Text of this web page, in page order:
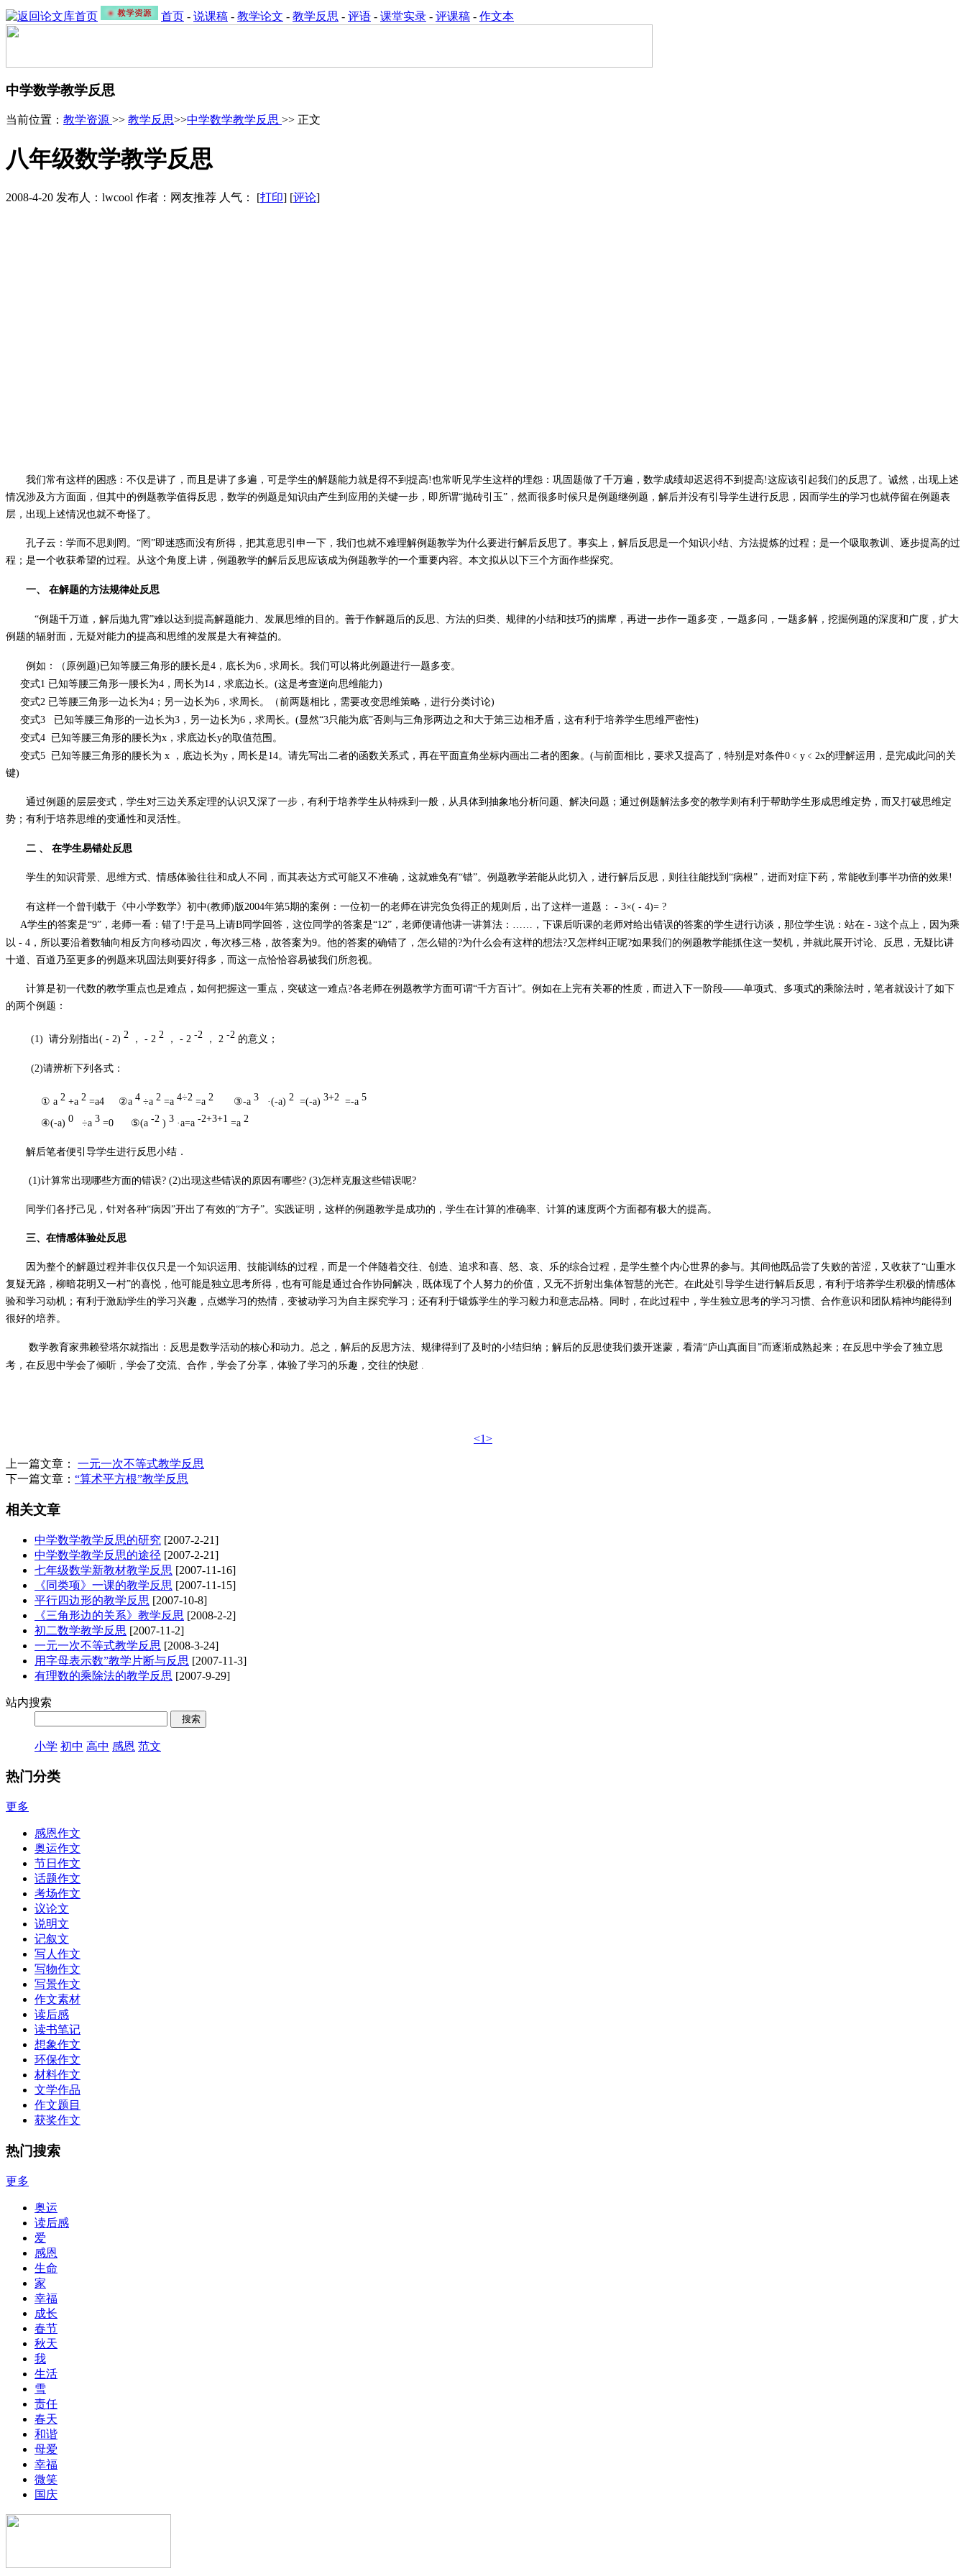
首页 - 说课稿 - 教学论文 - 教学反思 - 评语 - 课堂实录 - 评课稿 - 作文本
中学数学教学反思
当前位置： 教学资源 >> 教学反思>>中学数学教学反思 >> 正文
八年级数学教学反思
2008-4-20 发布人：lwcool 作者：网友推荐 人气： [打印] [评论]
我们常有这样的困惑：不仅是讲了，而且是讲了多遍，可是学生的解题能力就是得不到提高!也常听见学生这样的埋怨：巩固题做了千万遍，数学成绩却迟迟得不到提高!这应该引起我们的反思了。诚然，出现上述
情况涉及方方面面，但其中的例题教学值得反思，数学的例题是知识由产生到应用的关键一步，即所谓“抛砖引玉”，然而很多时候只是例题继例题，解后并没有引导学生进行反思，因而学生的学习也就停留在例题表
层，出现上述情况也就不奇怪了。
孔子云：学而不思则罔。“罔”即迷惑而没有所得，把其意思引申一下，我们也就不难理解例题教学为什么要进行解后反思了。事实上，解后反思是一个知识小结、方法提炼的过程；是一个吸取教训、逐步提高的过
程；是一个收获希望的过程。从这个角度上讲，例题教学的解后反思应该成为例题教学的一个重要内容。本文拟从以下三个方面作些探究。
一、 在解题的方法规律处反思
“例题千万道，解后抛九霄”难以达到提高解题能力、发展思维的目的。善于作解题后的反思、方法的归类、规律的小结和技巧的揣摩，再进一步作一题多变，一题多问，一题多解，挖掘例题的深度和广度，扩大
例题的辐射面，无疑对能力的提高和思维的发展是大有裨益的。
例如：（原例题)已知等腰三角形的腰长是4，底长为6 , 求周长。我们可以将此例题进行一题多变。
变式1 已知等腰三角形一腰长为4，周长为14，求底边长。(这是考查逆向思维能力)
变式2 已等腰三角形一边长为4；另一边长为6，求周长。（前两题相比，需要改变思维策略，进行分类讨论)
变式3
已知等腰三角形的一边长为3，另一边长为6，求周长。(显然“3只能为底”否则与三角形两边之和大于第三边相矛盾，这有利于培养学生思维严密性)
变式4 已知等腰三角形的腰长为x，求底边长y的取值范围。
变式5 已知等腰三角形的腰长为 x
，底边长为y，周长是14。请先写出二者的函数关系式，再在平面直角坐标内画出二者的图象。(与前面相比，要求又提高了，特别是对条件0﹤y﹤2x的理解运用，是完成此问的关
键)
通过例题的层层变式，学生对三边关系定理的认识又深了一步，有利于培养学生从特殊到一般，从具体到抽象地分析问题、解决问题；通过例题解法多变的教学则有利于帮助学生形成思维定势，而又打破思维定
势；有利于培养思维的变通性和灵活性。
二 、 在学生易错处反思
学生的知识背景、思维方式、情感体验往往和成人不同，而其表达方式可能又不准确，这就难免有“错”。例题教学若能从此切入，进行解后反思，则往往能找到“病根”，进而对症下药，常能收到事半功倍的效果!
有这样一个曾刊载于《中小学数学》初中(教师)版2004年第5期的案例：一位初一的老师在讲完负负得正的规则后，出了这样一道题： - 3×( - 4)= ?
A学生的答案是“9”，老师一看：错了!于是马上请B同学回答，这位同学的答案是“12”，老师便请他讲一讲算法：……，下课后听课的老师对给出错误的答案的学生进行访谈，那位学生说：站在 - 3这个点上，因为乘
以 - 4，所以要沿着数轴向相反方向移动四次，每次移三格，故答案为9。他的答案的确错了，怎么错的?为什么会有这样的想法?又怎样纠正呢?如果我们的例题教学能抓住这一契机，并就此展开讨论、反思，无疑比讲
十道、百道乃至更多的例题来巩固法则要好得多，而这一点恰恰容易被我们所忽视。
计算是初一代数的教学重点也是难点，如何把握这一重点，突破这一难点?各老师在例题教学方面可谓“千方百计”。例如在上完有关幂的性质，而进入下一阶段——单项式、多项式的乘除法时，笔者就设计了如下
的两个例题：
(1) 请分别指出( - 2) 2 ， - 2 2 ， - 2 -2 ， 2 -2 的意义；
(2)请辨析下列各式：
① a 2 +a 2 =a4 ②a 4 ÷a 2 =a 4÷2 =a 2 ③-a 3 ·(-a) 2 =(-a) 3+2 =-a 5
④(-a) 0 ÷a 3 =0 ⑤(a -2 ) 3 ·a=a -2+3+1 =a 2
解后笔者便引导学生进行反思小结．
(1)计算常出现哪些方面的错误? (2)出现这些错误的原因有哪些? (3)怎样克服这些错误呢?
同学们各抒己见，针对各种“病因”开出了有效的“方子”。实践证明，这样的例题教学是成功的，学生在计算的准确率、计算的速度两个方面都有极大的提高。
三、在情感体验处反思
因为整个的解题过程并非仅仅只是一个知识运用、技能训练的过程，而是一个伴随着交往、创造、追求和喜、怒、哀、乐的综合过程，是学生整个内心世界的参与。其间他既品尝了失败的苦涩，又收获了“山重水
复疑无路，柳暗花明又一村”的喜悦，他可能是独立思考所得，也有可能是通过合作协同解决，既体现了个人努力的价值，又无不折射出集体智慧的光芒。在此处引导学生进行解后反思，有利于培养学生积极的情感体
验和学习动机；有利于激励学生的学习兴趣，点燃学习的热情，变被动学习为自主探究学习；还有利于锻炼学生的学习毅力和意志品格。同时，在此过程中，学生独立思考的学习习惯、合作意识和团队精神均能得到
很好的培养。
数学教育家弗赖登塔尔就指出：反思是数学活动的核心和动力。总之，解后的反思方法、规律得到了及时的小结归纳；解后的反思使我们拨开迷蒙，看清“庐山真面目”而逐渐成熟起来；在反思中学会了独立思
考，在反思中学会了倾听，学会了交流、合作，学会了分享，体验了学习的乐趣，交往的快慰 .
<1>
上一篇文章： 一元一次不等式教学反思
下一篇文章： “算术平方根”教学反思
相关文章
中学数学教学反思的研究 [2007-2-21]
中学数学教学反思的途径 [2007-2-21]
七年级数学新教材教学反思 [2007-11-16]
《同类项》一课的教学反思 [2007-11-15]
平行四边形的教学反思 [2007-10-8]
《三角形边的关系》教学反思 [2008-2-2]
初二数学教学反思 [2007-11-2]
一元一次不等式教学反思 [2008-3-24]
用字母表示数”教学片断与反思 [2007-11-3]
有理数的乘除法的教学反思 [2007-9-29]
站内搜索
小学 初中 高中 感恩 范文
热门分类
更多
感恩作文
奥运作文
节日作文
话题作文
考场作文
议论文
说明文
记叙文
写人作文
写物作文
写景作文
作文素材
读后感
读书笔记
想象作文
环保作文
材料作文
文学作品
作文题目
获奖作文
热门搜索
更多
奥运
读后感
爱
感恩
生命
家
幸福
成长
春节
秋天
我
生活
雪
责任
春天
和谐
母爱
幸福
微笑
国庆